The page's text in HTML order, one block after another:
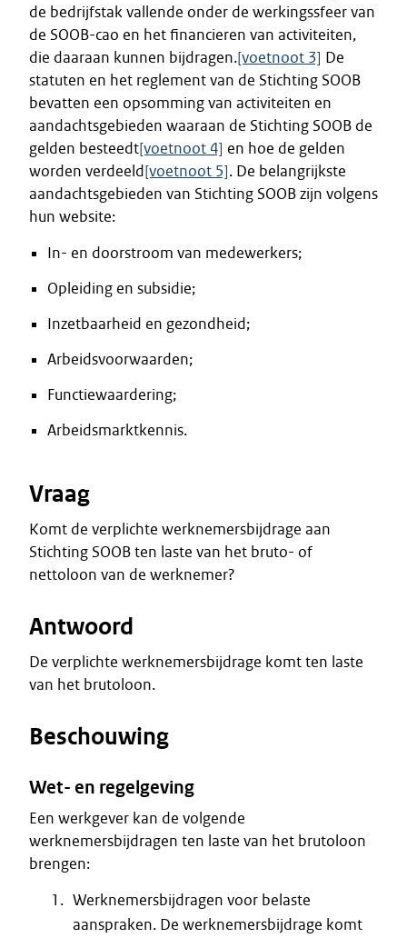
de bedrijfstak vallende onder de werkingssfeer van
de SOOB-cao en het financieren van activiteiten,
die daaraan kunnen bijdragen.[voetnoot 3] De
statuten en het reglement van de Stichting SOOB
bevatten een opsomming van activiteiten en
aandachtsgebieden waaraan de Stichting SOOB de
gelden besteedt[voetnoot 4] en hoe de gelden
worden verdeeld[voetnoot 5]. De belangrijkste
aandachtsgebieden van Stichting SOOB zijn volgens
hun website:
In- en doorstroom van medewerkers;
Opleiding en subsidie;
Inzetbaarheid en gezondheid;
Arbeidsvoorwaarden;
Functiewaardering;
Arbeidsmarktkennis.
Vraag
Komt de verplichte werknemersbijdrage aan
Stichting SOOB ten laste van het bruto- of
nettoloon van de werknemer?
Antwoord
De verplichte werknemersbijdrage komt ten laste
van het brutoloon.
Beschouwing
Wet- en regelgeving
Een werkgever kan de volgende
werknemersbijdragen ten laste van het brutoloon
brengen:
Werknemersbijdragen voor belaste
aanspraken. De werknemersbijdrage komt